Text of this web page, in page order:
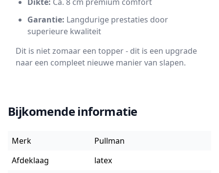
Garantie: Langdurige prestaties door
superieure kwaliteit
Dit is niet zomaar een topper - dit is een upgrade
naar een compleet nieuwe manier van slapen.
Bijkomende informatie
Merk
Pullman
Afdeklaag
latex